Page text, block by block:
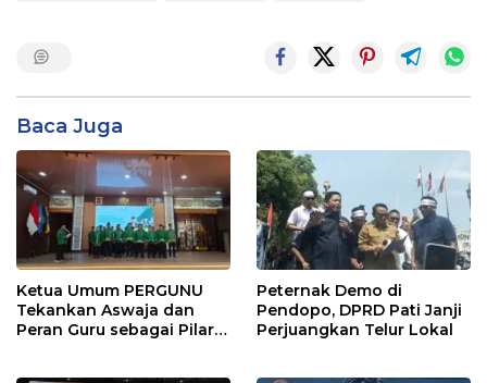
Baca Juga
Ketua Umum PERGUNU
Tekankan Aswaja dan
Peran Guru sebagai Pilar
Peternak Demo di
Pendopo, DPRD Pati Janji
Perjuangkan Telur Lokal